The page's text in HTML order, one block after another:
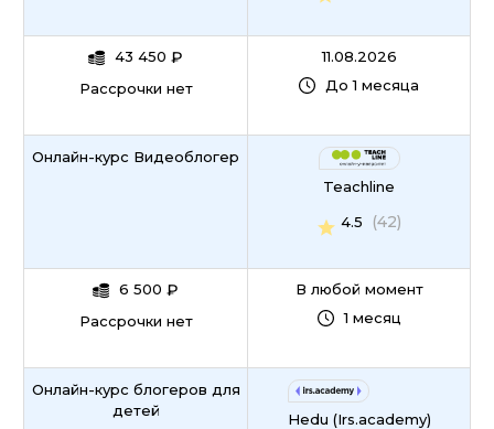
43 450 ₽
Рассрочки нет
11.08.2026
До 1 месяца
Онлайн-курс Видеоблогер
6 500 ₽
Рассрочки нет
Teachline
4.5
(42)
В любой момент
1 месяц
Онлайн-курс блогеров для
детей
Hedu (Irs.academy)